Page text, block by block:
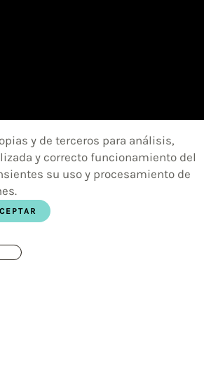
y de terceros para análisis,
y correcto funcionamiento del
su uso y procesamiento de